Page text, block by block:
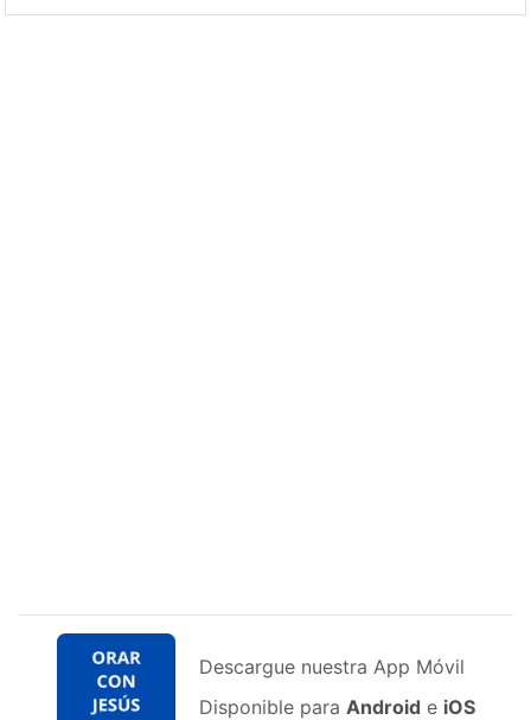
Descargue nuestra App Móvil
Disponible para Android e iOS